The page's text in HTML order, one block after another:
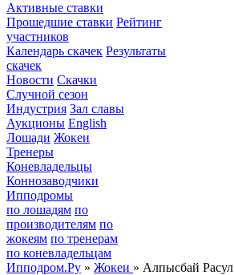
Активные ставки
Прошедшие ставки Рейтинг
участников
Календарь скачек Результаты
скачек
Новости Скачки
Случной сезон
Индустрия Зал славы
Аукционы English
Лошади Жокеи
Тренеры
Коневладельцы
Коннозаводчики
Ипподромы
по лошадям по
производителям по
жокеям по тренерам
по коневладельцам
Ипподром.Ру » Жокеи » Алпысбай Расул